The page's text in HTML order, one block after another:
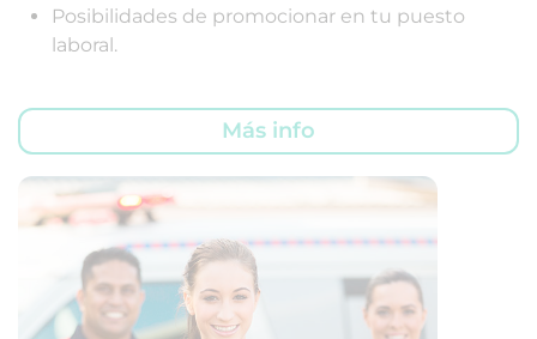
Posibilidades de promocionar en tu puesto
laboral.
Más info